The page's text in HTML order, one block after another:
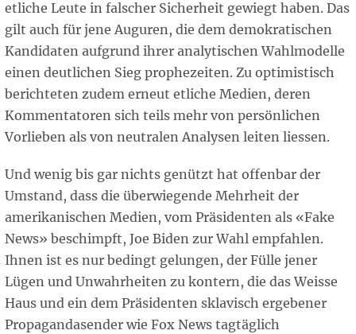
etliche Leute in falscher Sicherheit gewiegt haben. Das
gilt auch für jene Auguren, die dem demokratischen
Kandidaten aufgrund ihrer analytischen Wahlmodelle
einen deutlichen Sieg prophezeiten. Zu optimistisch
berichteten zudem erneut etliche Medien, deren
Kommentatoren sich teils mehr von persönlichen
Vorlieben als von neutralen Analysen leiten liessen.
Und wenig bis gar nichts genützt hat offenbar der
Umstand, dass die überwiegende Mehrheit der
amerikanischen Medien, vom Präsidenten als «Fake
News» beschimpft, Joe Biden zur Wahl empfahlen.
Ihnen ist es nur bedingt gelungen, der Fülle jener
Lügen und Unwahrheiten zu kontern, die das Weisse
Haus und ein dem Präsidenten sklavisch ergebener
Propagandasender wie Fox News tagtäglich